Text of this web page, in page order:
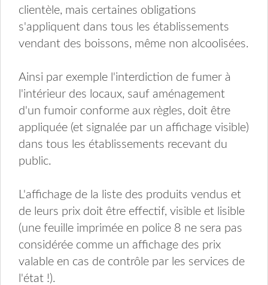
clientèle, mais certaines obligations
s'appliquent dans tous les établissements
vendant des boissons, même non alcoolisées.
Ainsi par exemple l'interdiction de fumer à
l'intérieur des locaux, sauf aménagement
d'un fumoir conforme aux règles, doit être
appliquée (et signalée par un affichage visible)
dans tous les établissements recevant du
public.
L'affichage de la liste des produits vendus et
de leurs prix doit être effectif, visible et lisible
(une feuille imprimée en police 8 ne sera pas
considérée comme un affichage des prix
valable en cas de contrôle par les services de
l'état !).